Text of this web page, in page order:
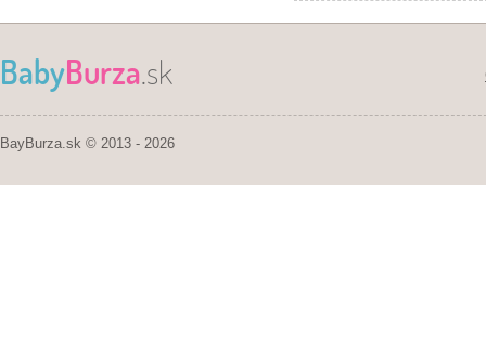
BabyBurza.sk
BayBurza.sk © 2013 - 2026